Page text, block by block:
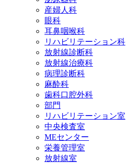
産婦人科
眼科
耳鼻咽喉科
リハビリテーション科
放射線診断科
放射線治療科
病理診断科
麻酔科
歯科口腔外科
部門
リハビリテーション室
中央検査室
MEセンター
栄養管理室
放射線室